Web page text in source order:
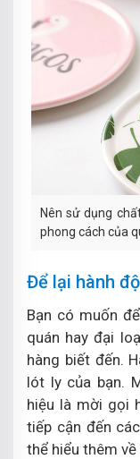
Nên sử dụng
phong cách của
Để lại hành
Bạn có muốn
quán hay đại
hàng biết đến.
lót ly của bạn.
hiệu là mời gọi
tiếp cận đến
thể hiểu thêm